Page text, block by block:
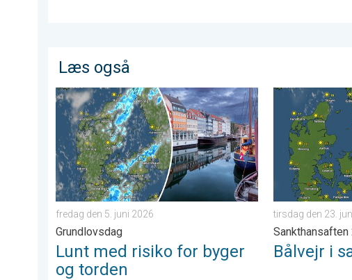
Læs også
Lunt med risiko for byger og torden. Grundlovsdag. . . fredag
fredag den 5. juni 2026
Grundlovsdag
Lunt med risiko for byger
og torden
Bålvejr i
tirsdag den 23.
Sankthansaften
Bålvejr i